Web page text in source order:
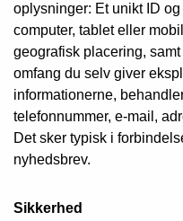
oplysninger: Et unikt ID
computer, tablet eller
geografisk placering,
omfang du selv giver
informationerne,
telefonnummer, e-mail,
Det sker typisk i
nyhedsbrev.
Sikkerhed